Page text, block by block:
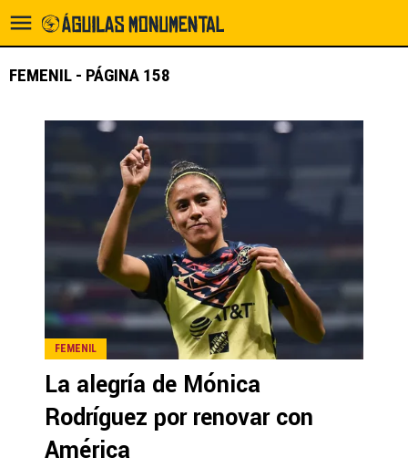
FEMENIL - PÁGINA 158
FEMENIL
La alegría de Mónica
Rodríguez por renovar con
América